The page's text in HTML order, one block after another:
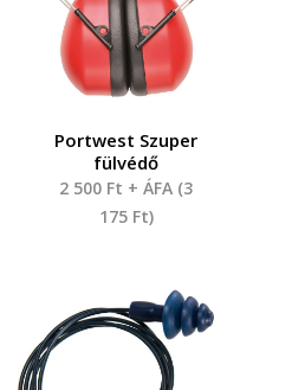
Portwest Szuper
fülvédő
2 500 Ft + ÁFA (3
175 Ft)